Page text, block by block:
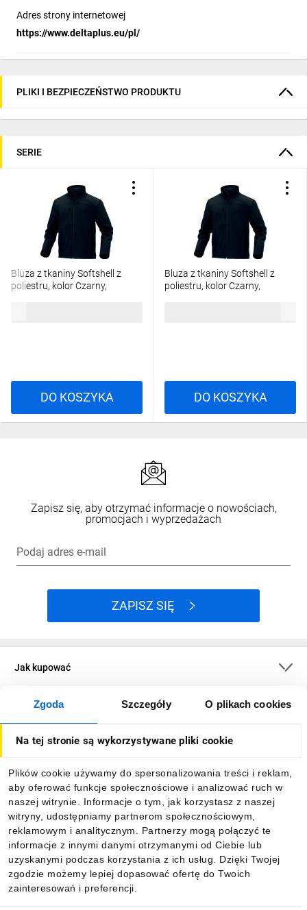
Zgoda Szczegóły O plikach cookies
Na tej stronie są wykorzystywane pliki cookie
Plików cookie używamy do spersonalizowania treści i reklam,
aby oferować funkcje społecznościowe i analizować ruch w
naszej witrynie. Informacje o tym, jak korzystasz z naszej
witryny, udostępniamy partnerom społecznościowym,
reklamowym i analitycznym. Partnerzy mogą połączyć te
informacje z innymi danymi otrzymanymi od Ciebie lub
uzyskanymi podczas korzystania z ich usług. Dzięki Twojej
zgodzie możemy lepiej dopasować ofertę do Twoich
zainteresowań i preferencji.
Adres strony internetowej
https://www.deltaplus.eu/pl/
PLIKI I BEZPIECZEŃSTWO PRODUKTU
SERIE
Bluza z tkaniny Softshell z
poliestru, kolor Czarny,
DO KOSZYKA
Bluza z tkaniny Softshell z
poliestru, kolor Czarny,
DO KOSZYKA
Zapisz się, aby otrzymać informacje o nowościach,
promocjach i wyprzedażach
Podaj adres e-mail
ZAPISZ SIĘ
Jak kupować
O firmie
Informacje
Pobierz naszą aplikację mobilną: